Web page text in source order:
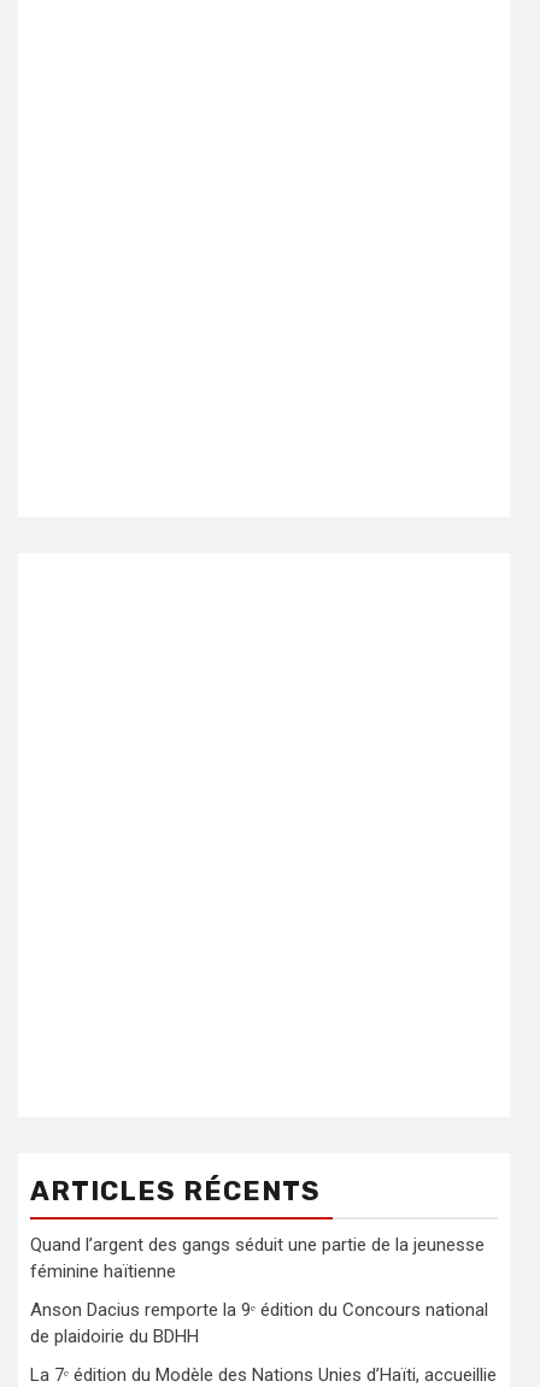
ARTICLES RÉCENTS
Quand l’argent des gangs séduit une partie de la jeunesse
féminine haïtienne
Anson Dacius remporte la 9ᵉ édition du Concours national
de plaidoirie du BDHH
La 7ᵉ édition du Modèle des Nations Unies d’Haïti, accueillie